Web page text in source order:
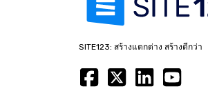
SITE123: สร้างแตกต่าง สร้างดีกว่า